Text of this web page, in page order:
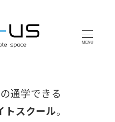
MENU
通学できる
トスクール。